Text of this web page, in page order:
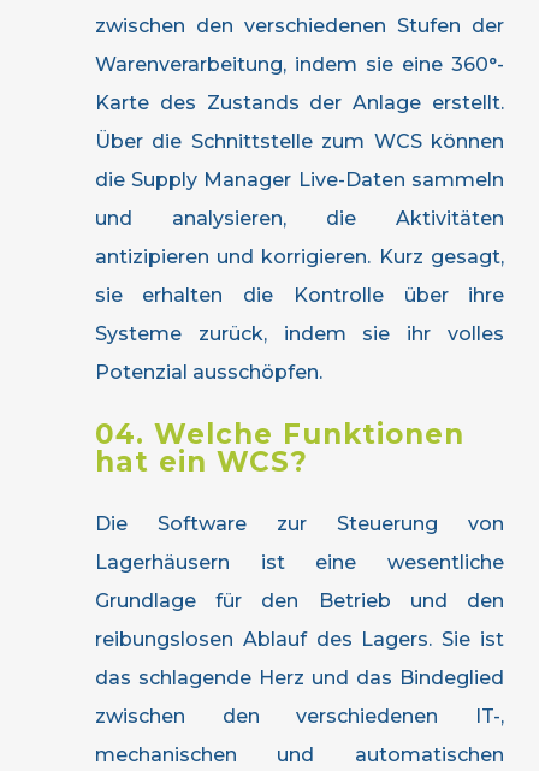
zwischen den verschiedenen Stufen der
Warenverarbeitung, indem sie eine 360°-
Karte des Zustands der Anlage erstellt.
Über die Schnittstelle zum WCS können
die Supply Manager Live-Daten sammeln
und analysieren, die Aktivitäten
antizipieren und korrigieren. Kurz gesagt,
sie erhalten die Kontrolle über ihre
Systeme zurück, indem sie ihr volles
Potenzial ausschöpfen.
04. Welche Funktionen
hat ein WCS?
Die Software zur Steuerung von
Lagerhäusern ist eine wesentliche
Grundlage für den Betrieb und den
reibungslosen Ablauf des Lagers. Sie ist
das schlagende Herz und das Bindeglied
zwischen den verschiedenen IT-,
mechanischen und automatischen